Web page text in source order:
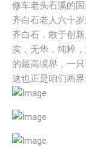
修车老头石溪的
齐白石老人六十
齐白石，敢于创
实，无华，纯粹
的最高境界，一只
这也正是咱们画界